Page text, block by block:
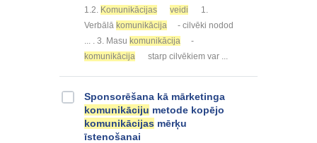
1.2. Komunikācijas veidi
1.
Verbālā komunikācija
- cilvēki nodod
... . 3. Masu komunikācija
-
komunikācija
starp cilvēkiem var ...
Sponsorēšana kā mārketinga
komunikāciju metode kopējo
komunikācijas mērķu
īstenošanai